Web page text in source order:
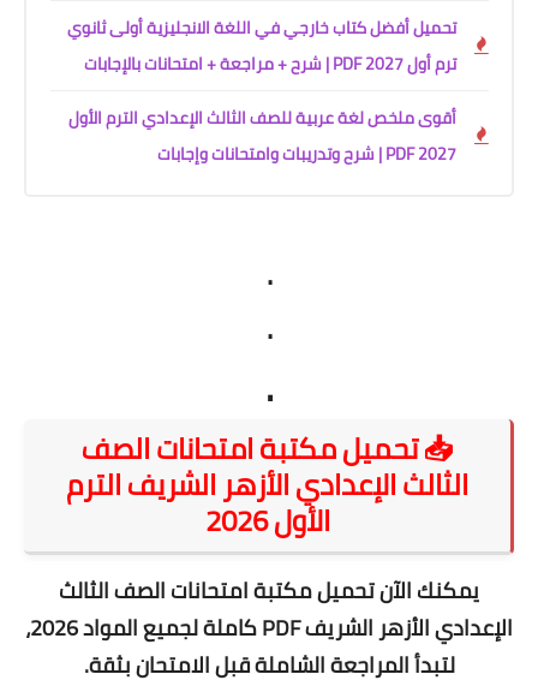
تحميل أفضل كتاب خارجي في اللغة الانجليزية أولى ثانوي
ترم أول 2027 PDF | شرح + مراجعة + امتحانات بالإجابات
أقوى ملخص لغة عربية للصف الثالث الإعدادي الترم الأول
2027 PDF | شرح وتدريبات وامتحانات وإجابات
.
.
.
📥 تحميل مكتبة امتحانات الصف
الثالث الإعدادي الأزهر الشريف الترم
الأول 2026
يمكنك الآنتحميل مكتبة امتحانات الصف الثالث
الإعدادي الأزهر الشريف PDF
كاملة لجميع المواد 2026،
لتبدأ المراجعة الشاملة قبل الامتحان بثقة.